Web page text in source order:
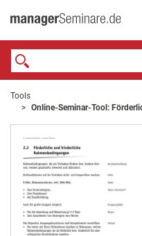
Tools
Online-Seminar-Tool: